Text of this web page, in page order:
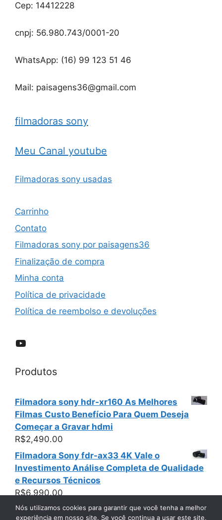
Cep: 14412228
cnpj: 56.980.743/0001-20
WhatsApp: (16) 99 123 51 46
Mail: paisagens36@gmail.com
filmadoras sony
Meu Canal youtube
Filmadoras sony usadas
Carrinho
Contato
Filmadoras sony por paisagens36
Finalização de compra
Minha conta
Política de privacidade
Política de reembolso e devoluções
YouTube
Produtos
Filmadora sony hdr-xr160 As Melhores
Filmas Custo Benefício Para Quem Deseja
Começar a Gravar hdmi
R$2,490.00
Filmadora Sony fdr-ax33 4K Vale o
Investimento Análise Completa de Qualidade
e Recursos Técnicos
R$6,990.00
Nós utilizamos cookies para garantir que você tenha a melhor
experiência em nosso site. Se você continua a usar este site,